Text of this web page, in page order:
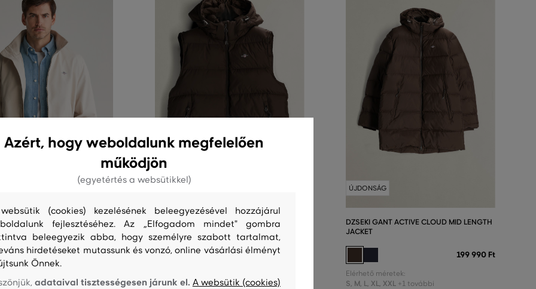
LIGHTWEIGHT HAMPSHIRE
139 990 Ft
MELLÉNY GANT ACTIVE CLOUD VEST
126 990 Ft
ÚJDONSÁG
DZSEKI GANT ACTIVE CLOUD MID LENGTH
JACKET
199 990 Ft
Elérhető méretek:
S, M, L, XL, XXL +1 további
Azért, hogy weboldalunk megfelelően
működjön
(egyetértés a websütikkel)
(cookies) kezelésének beleegyezésével hozzájárul
fejlesztéséhez. Az „Elfogadom mindet" gombra
beleegyezik abba, hogy személyre szabott tartalmat,
hirdetéseket mutassunk és vonzó, online vásárlási élményt
Önnek.
adataival tisztességesen járunk el. A websütik (cookies)